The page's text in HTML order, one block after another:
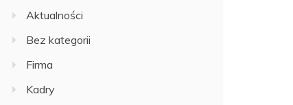
Aktualności
Bez kategorii
Firma
Kadry